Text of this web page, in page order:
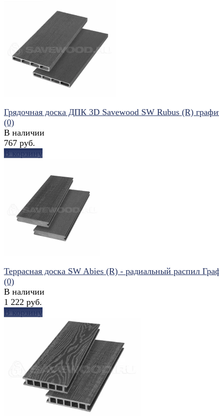
избранное сравнить
избранное сравнить
Грядочная доска ДПК 3D Savewood SW Rubus (R)
(0)
В наличии
767 руб.
В корзину
избранное сравнить
Террасная доска SW Abies (R) - радиальный распил
(0)
В наличии
1 222 руб.
В корзину